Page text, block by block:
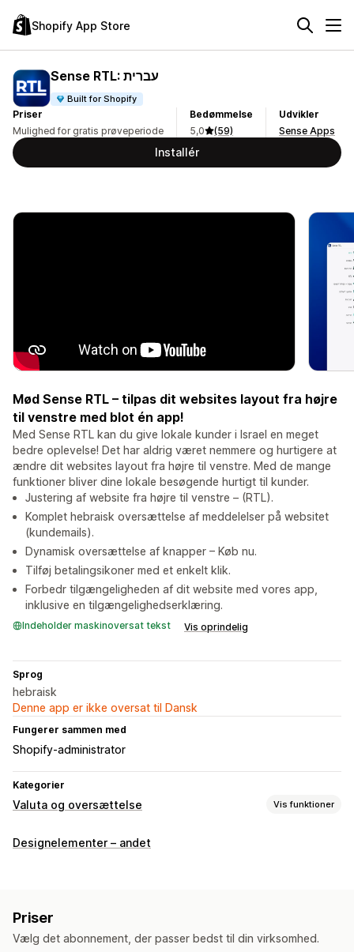
Shopify App Store
Sense RTL: עברית
Built for Shopify
Priser
Mulighed for gratis prøveperiode
Bedømmelse
5,0
(59)
Udvikler
Sense Apps
Installér
Mød Sense RTL – tilpas dit websites layout fra højre
til venstre med blot én app!
Med Sense RTL kan du give lokale kunder i Israel en meget
bedre oplevelse! Det har aldrig været nemmere og hurtigere at
ændre dit websites layout fra højre til venstre. Med de mange
funktioner bliver dine lokale besøgende hurtigt til kunder.
Justering af website fra højre til venstre – (RTL).
Komplet hebraisk oversættelse af meddelelser på websitet
(kundemails).
Dynamisk oversættelse af knapper – Køb nu.
Tilføj betalingsikoner med et enkelt klik.
Forbedr tilgængeligheden af dit website med vores app,
inklusive en tilgængelighedserklæring.
Indeholder maskinoversat tekst Vis oprindelig
Sprog
hebraisk
Denne app er ikke oversat til Dansk
Fungerer sammen med
Shopify-administrator
Kategorier
Valuta og oversættelse Vis funktioner
Sprogoversættelse
Designelementer – andet
Priser
Vælg det abonnement, der passer bedst til din virksomhed.